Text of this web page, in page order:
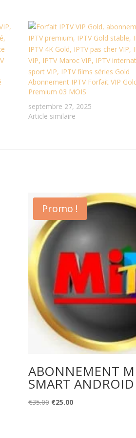
Abonnement IPTV Forfait VIP
Premium 03 MOIS
septembre 27, 2025
Article similaire
Promo !
ABONNEMENT
SMART
€35.00 Original
€25.00Current